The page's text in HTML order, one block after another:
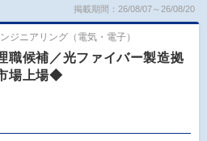
掲載期間：26/08/07～26/08/20
ジニアリング（電気・電子）
候補／光ファイバー製造拠
場上場◆